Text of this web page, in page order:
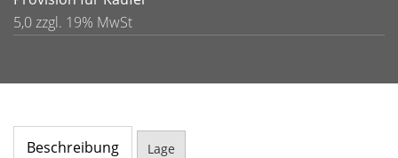
5,0 zzgl. 19% MwSt
Beschreibung Lage